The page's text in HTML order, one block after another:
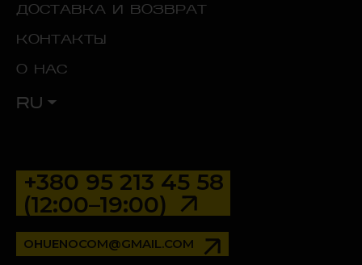
ДОСТАВКА И ВОЗВРАТ
КОНТАКТЫ
О НАС
RU
+380 95 213 45 58
(12:00–19:00)
OHUENOCOM@GMAIL.COM